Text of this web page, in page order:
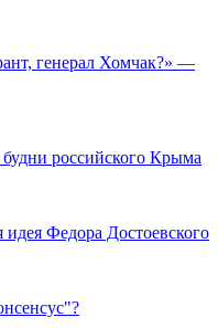
генерал Хомчак?» —
российского Крыма
идея Федора Достоевского